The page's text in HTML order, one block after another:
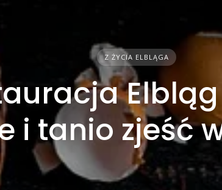
Z ŻYCIA ELBLĄGA
i tanio zjeść